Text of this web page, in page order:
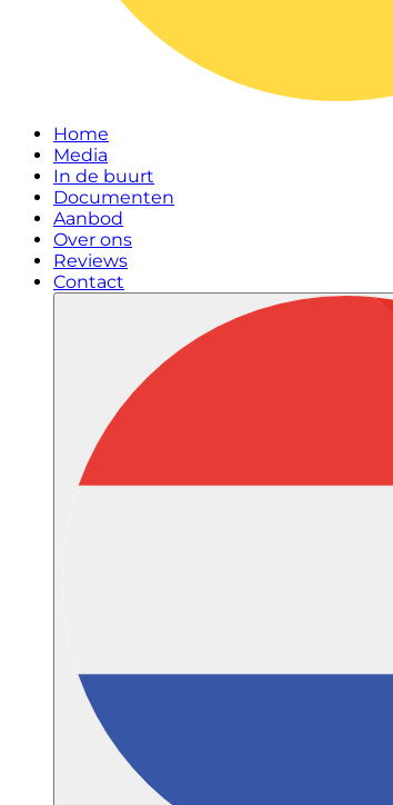
Home
Media
In de buurt
Documenten
Aanbod
Over ons
Reviews
Contact